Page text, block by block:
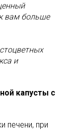
вам больше
и
капусты с
печени, при